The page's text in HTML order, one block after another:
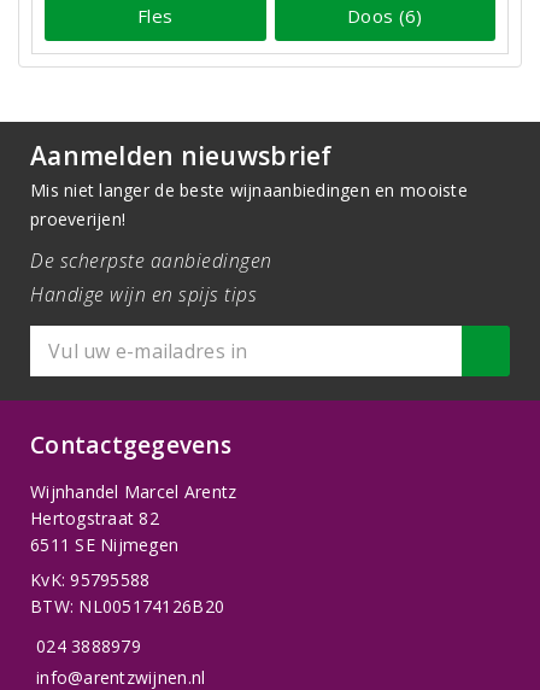
Fles Doos (6)
Aanmelden nieuwsbrief
Mis niet langer de beste wijnaanbiedingen en mooiste
proeverijen!
De scherpste aanbiedingen
Handige wijn en spijs tips
Contactgegevens
Wijnhandel Marcel Arentz
Hertogstraat 82
6511 SE Nijmegen
KvK: 95795588
BTW: NL005174126B20
024 3888979
info@arentzwijnen.nl